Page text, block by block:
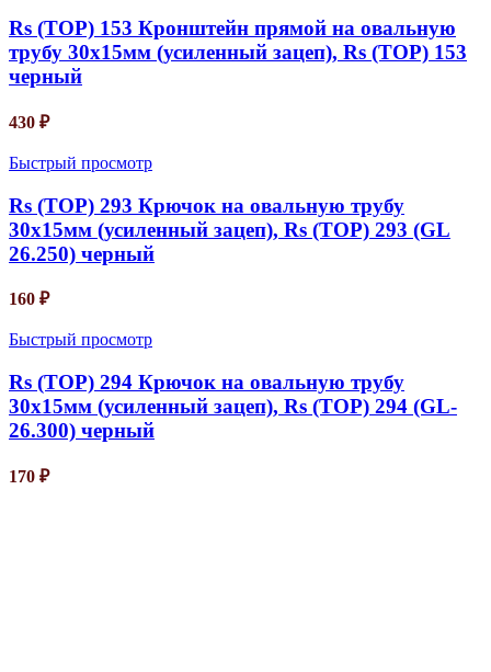
Rs (TOP) 153 Кронштейн прямой на овальную
трубу 30х15мм (усиленный зацеп), Rs (TOP) 153
черный
430 ₽
Быстрый просмотр
Rs (TOP) 293 Крючок на овальную трубу
30х15мм (усиленный зацеп), Rs (TOP) 293 (GL
26.250) черный
160 ₽
Быстрый просмотр
Rs (TOP) 294 Крючок на овальную трубу
30х15мм (усиленный зацеп), Rs (TOP) 294 (GL-
26.300) черный
170 ₽